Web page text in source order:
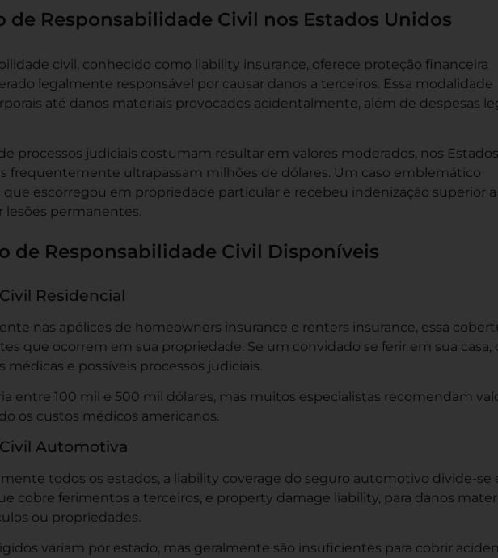
de Responsabilidade Civil nos Estados Unidos
civil, conhecido como liability insurance, oferece proteção financeira
legalmente responsável por causar danos a terceiros. Essa modalidade
até danos materiais provocados acidentalmente, além de despesas
processos judiciais costumam resultar em valores moderados, nos Estados
frequentemente ultrapassam milhões de dólares. Um caso emblemático
escorregou em propriedade particular e recebeu indenização superior a
lesões permanentes.
de Responsabilidade Civil Disponíveis
Residencial
nas apólices de homeowners insurance e renters insurance, essa
que ocorrem em sua propriedade. Se um convidado se ferir em sua casa,
médicas e possíveis processos judiciais.
entre 100 mil e 500 mil dólares, mas muitos especialistas recomendam
os custos médicos americanos.
Automotiva
todos os estados, a liability coverage do seguro automotivo divide-se
cobre ferimentos a terceiros, e property damage liability, para danos
ou propriedades.
variam por estado, mas geralmente são insuficientes para cobrir